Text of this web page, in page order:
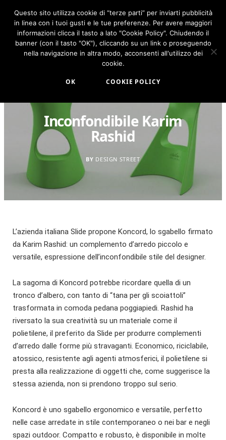
F
c
e
b
o
I
n
s
t
Inconfondibile Karim
Rashid
BY DESIGN STREET
L’azienda italiana Slide propone Koncord, lo sgabello firmato
da Karim Rashid: un complemento d’arredo piccolo e
versatile, espressione dell’inconfondibile stile del designer.
La sagoma di Koncord potrebbe ricordare quella di un
tronco d’albero, con tanto di “tana per gli scoiattoli”
trasformata in comoda pedana poggiapiedi. Rashid ha
riversato la sua creatività su un materiale come il
polietilene, il preferito da Slide per produrre complementi
d’arredo dalle forme più stravaganti. Economico, riciclabile,
atossico, resistente agli agenti atmosferici, il polietilene si
presta alla realizzazione di oggetti che, come suggerisce la
stessa azienda, non si prendono troppo sul serio.
Koncord è uno sgabello ergonomico e versatile, perfetto
nelle case arredate in stile contemporaneo o nei bar e negli
spazi outdoor. Compatto e robusto, è disponibile in molte
Questo sito utilizza cookie di “terze parti” per inviarti pubblicità
in linea con i tuoi gusti e le tue preferenze. Per avere maggiori
informazioni clicca il tasto a lato "Cookie Policy". Chiudendo il
banner (con il tasto "OK"), cliccando su un link o proseguendo
nella navigazione in altra modo, acconsenti all'utilizzo dei
cookie.
OK COOKIE POLICY